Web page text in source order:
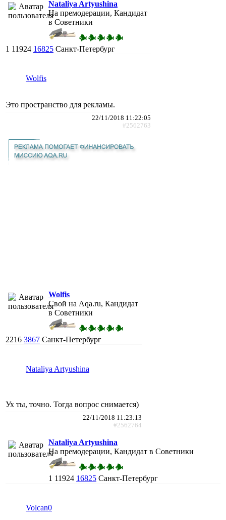
Nataliya Artyushina
На премодерации, Кандидат
в Советники
1 11924 16825 Санкт-Петербург
Wolfis
Это пространство для рекламы.
22/11/2018 11:22:05
#2562763
Wolfis
Свой на Aqa.ru, Кандидат
в Советники
2216 3867 Санкт-Петербург
Nataliya Artyushina
Ух ты, точно. Тогда вопрос снимается)
22/11/2018 11:23:13
#2562764
Nataliya Artyushina
На премодерации, Кандидат в Советники
1 11924 16825 Санкт-Петербург
Volcan0